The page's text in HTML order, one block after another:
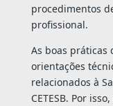
procedimentos
profissional.
As boas práticas
orientações
relacionados à
CETESB. Por isso,